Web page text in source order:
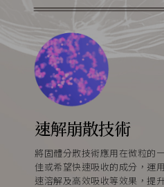
速解崩散技術
將固體分散技術應用在微粒的
佳或希望快速吸收的成分，運
速溶解及高效吸收等效果，提